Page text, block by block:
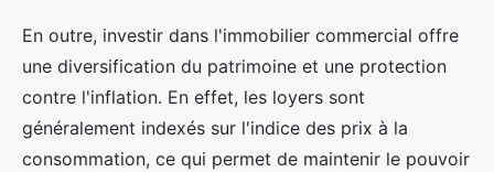
En outre, investir dans l'immobilier commercial offre
une diversification du patrimoine et une protection
contre l'inflation. En effet, les loyers sont
généralement indexés sur l'indice des prix à la
consommation, ce qui permet de maintenir le pouvoir